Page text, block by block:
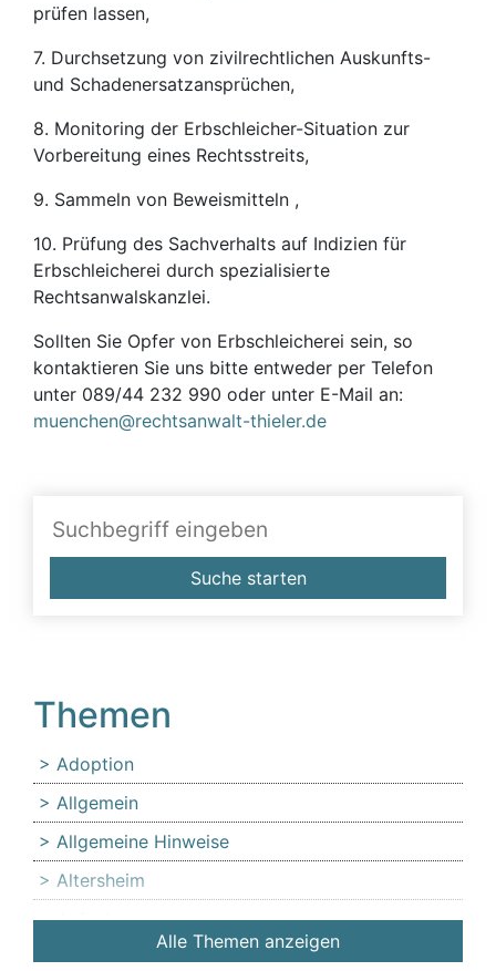
prüfen lassen,
7. Durchsetzung von zivilrechtlichen Auskunfts-
und Schadenersatzansprüchen,
8. Monitoring der Erbschleicher-Situation zur
Vorbereitung eines Rechtsstreits,
9. Sammeln von Beweismitteln ,
10. Prüfung des Sachverhalts auf Indizien für
Erbschleicherei durch spezialisierte
Rechtsanwalskanzlei.
Sollten Sie Opfer von Erbschleicherei sein, so
kontaktieren Sie uns bitte entweder per Telefon
unter 089/44 232 990 oder unter E-Mail an:
muenchen@rechtsanwalt-thieler.de
Suche starten
Themen
Adoption
Allgemein
Allgemeine Hinweise
Altersheim
Anfechtung
Angehörige
Alle Themen anzeigen